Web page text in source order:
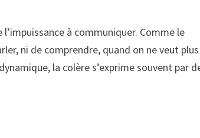
à communiquer. Comme le
ni de comprendre, quand on ne veut plus
la colère s’exprime souvent par